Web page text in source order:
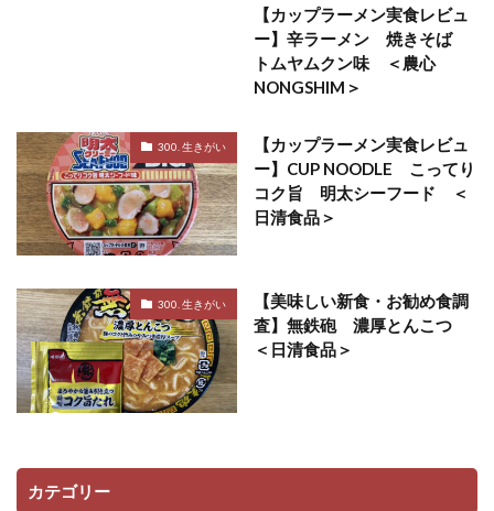
【カップラーメン実食レビュ
ー】辛ラーメン 焼きそば
トムヤムクン味 ＜農心
NONGSHIM＞
300. 生きがい
【カップラーメン実食レビュ
ー】CUP NOODLE こってり
コク旨 明太シーフード ＜
日清食品＞
300. 生きがい
【美味しい新食・お勧め食調
査】無鉄砲 濃厚とんこつ
＜日清食品＞
カテゴリー